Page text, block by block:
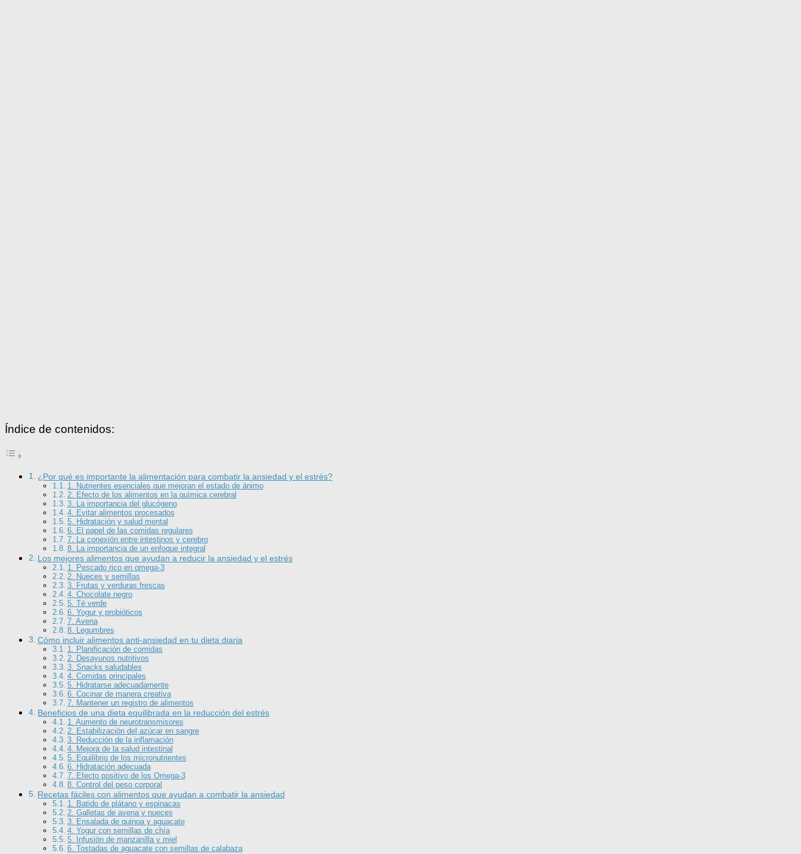
Índice de contenidos:
¿Por qué es importante la alimentación para combatir la ansiedad y el estrés?
1. Nutrientes esenciales que mejoran el estado de ánimo
2. Efecto de los alimentos en la química cerebral
3. La importancia del glucógeno
4. Evitar alimentos procesados
5. Hidratación y salud mental
6. El papel de las comidas regulares
7. La conexión entre intestinos y cerebro
8. La importancia de un enfoque integral
Los mejores alimentos que ayudan a reducir la ansiedad y el estrés
1. Pescado rico en omega-3
2. Nueces y semillas
3. Frutas y verduras frescas
4. Chocolate negro
5. Té verde
6. Yogur y probióticos
7. Avena
8. Legumbres
Cómo incluir alimentos anti-ansiedad en tu dieta diaria
1. Planificación de comidas
2. Desayunos nutritivos
3. Snacks saludables
4. Comidas principales
5. Hidratarse adecuadamente
6. Cocinar de manera creativa
7. Mantener un registro de alimentos
Beneficios de una dieta equilibrada en la reducción del estrés
1. Aumento de neurotransmisores
2. Estabilización del azúcar en sangre
3. Reducción de la inflamación
4. Mejora de la salud intestinal
5. Equilibrio de los micronutrientes
6. Hidratación adecuada
7. Efecto positivo de los Omega-3
8. Control del peso corporal
Recetas fáciles con alimentos que ayudan a combatir la ansiedad
1. Batido de plátano y espinacas
2. Galletas de avena y nueces
3. Ensalada de quinoa y aguacate
4. Yogur con semillas de chía
5. Infusión de manzanilla y miel
6. Tostadas de aguacate con semillas de calabaza